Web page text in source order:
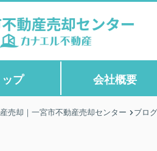
ップ 会社概要
売却｜一宮市不動産売却センター ブログ